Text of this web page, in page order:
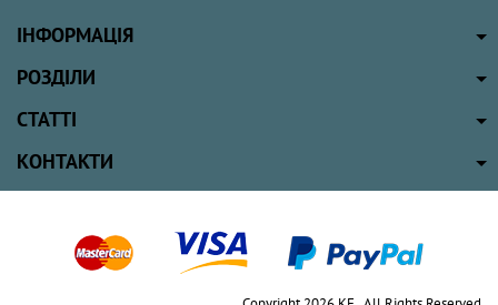
ІНФОРМАЦІЯ
РОЗДІЛИ
СТАТТІ
КОНТАКТИ